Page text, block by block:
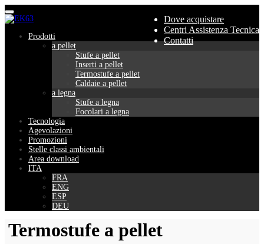
Dove acquistare
Centri Assistenza Tecnica
Contatti
Menu
Prodotti
a pellet
Stufe a pellet
Inserti a pellet
Termostufe a pellet
Caldaie a pellet
a legna
Stufe a legna
Focolari a legna
Tecnologia
Agevolazioni
Promozioni
Stelle classi ambientali
Area download
ITA
FRA
ENG
ESP
DEU
Termostufe a pellet